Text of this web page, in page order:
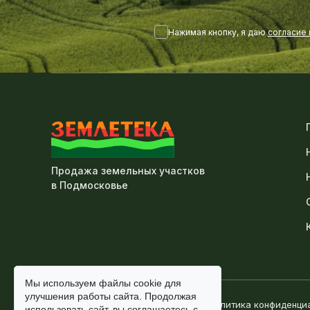
Нажимая кнопку, я даю
Продажа земельных участков
в Подмосковье
© Землетека, 2010-2026 Политика
Мы используем файлы cookie для
улучшения работы сайта. Продолжая